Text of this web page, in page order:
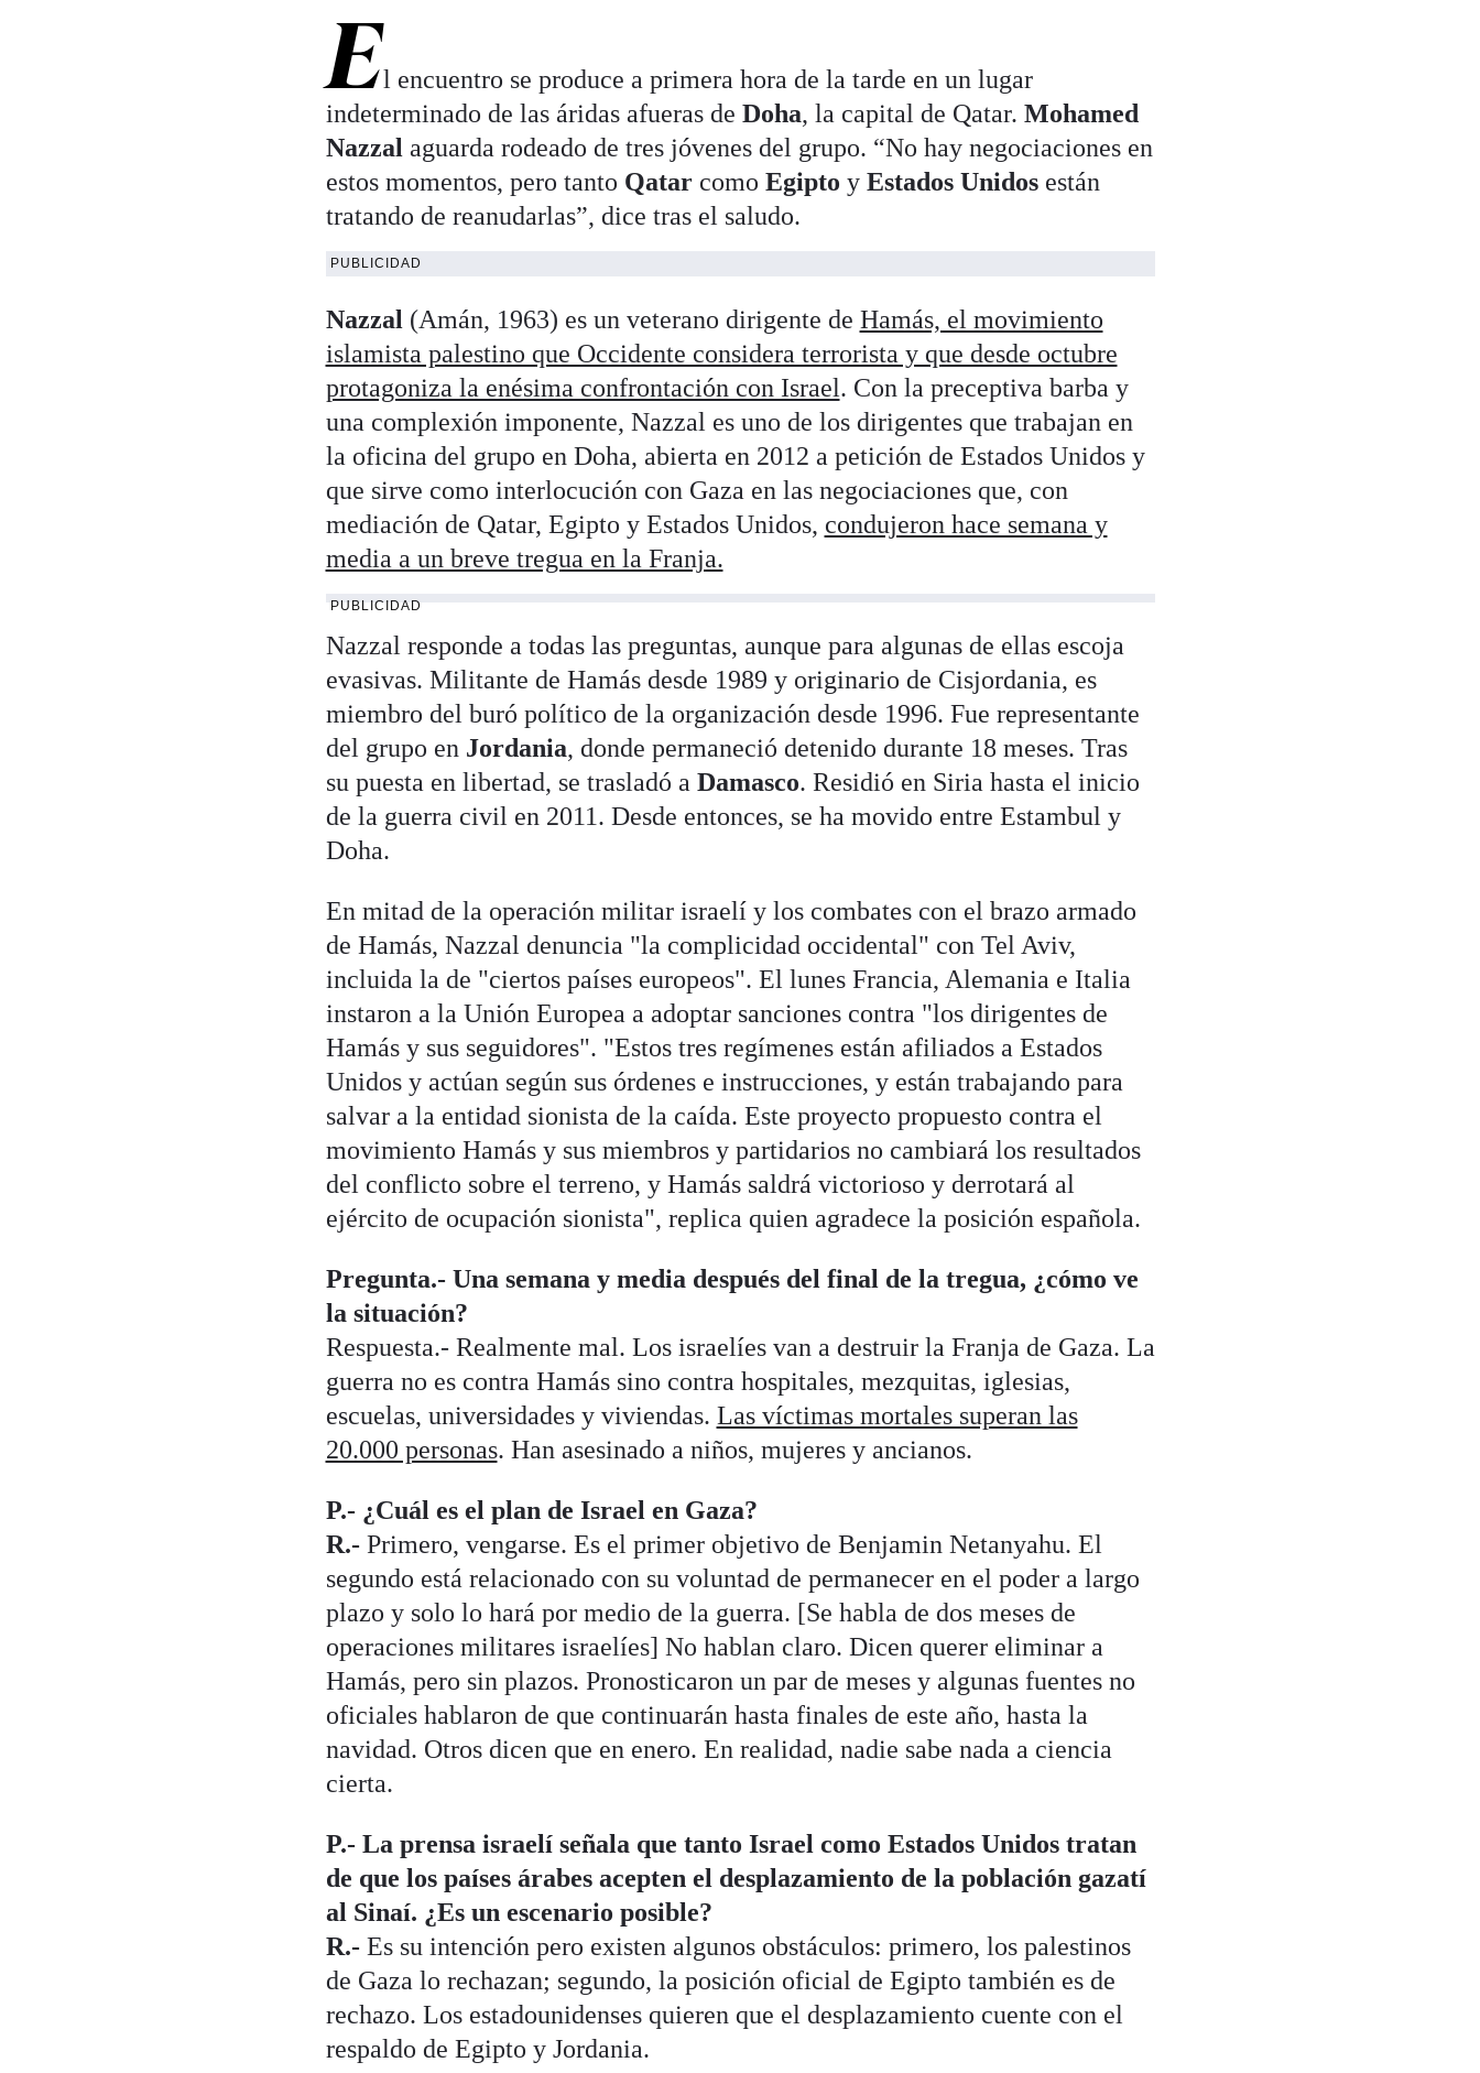
El encuentro se produce a primera hora de la tarde en un lugar
indeterminado de las áridas afueras de Doha, la capital de Qatar. Mohamed
Nazzalaguarda rodeado de tres jóvenes del grupo. “No hay negociaciones en
estos momentos, pero tanto Qatarcomo Egipto y Estados Unidosestán
tratando de reanudarlas”, dice tras el saludo.
PUBLICIDAD
Nazzal(Amán, 1963) es un veterano dirigente de Hamás, el movimiento
islamista palestino que Occidente considera terrorista y que desde octubre
protagoniza la enésima confrontación con Israel. Con la preceptiva barba y
una complexión imponente, Nazzal es uno de los dirigentes que trabajan en
la oficina del grupo en Doha, abierta en 2012 a petición de Estados Unidos y
que sirve como interlocución con Gaza en las negociaciones que, con
mediación de Qatar, Egipto y Estados Unidos, condujeron hace semana y
media a un breve tregua en la Franja.
PUBLICIDAD
Nazzal responde a todas las preguntas, aunque para algunas de ellas escoja
evasivas. Militante de Hamás desde 1989 y originario de Cisjordania, es
miembro del buró político de la organización desde 1996. Fue representante
del grupo en Jordania, donde permaneció detenido durante 18 meses. Tras
su puesta en libertad, se trasladó a Damasco. Residió en Siria hasta el inicio
de la guerra civil en 2011. Desde entonces, se ha movido entre Estambul y
Doha.
En mitad de la operación militar israelí y los combates con el brazo armado
de Hamás, Nazzal denuncia "la complicidad occidental" con Tel Aviv,
incluida la de "ciertos países europeos". El lunes Francia, Alemania e Italia
instaron a la Unión Europea a adoptar sanciones contra "los dirigentes de
Hamás y sus seguidores". "Estos tres regímenes están afiliados a Estados
Unidos y actúan según sus órdenes e instrucciones, y están trabajando para
salvar a la entidad sionista de la caída. Este proyecto propuesto contra el
movimiento Hamás y sus miembros y partidarios no cambiará los resultados
del conflicto sobre el terreno, y Hamás saldrá victorioso y derrotará al
ejército de ocupación sionista", replica quien agradece la posición española.
Pregunta.- Una semana y media después del final de la tregua, ¿cómo ve
la situación?
Respuesta.- Realmente mal. Los israelíes van a destruir la Franja de Gaza. La
guerra no es contra Hamás sino contra hospitales, mezquitas, iglesias,
escuelas, universidades y viviendas. Las víctimas mortales superan las
20.000 personas. Han asesinado a niños, mujeres y ancianos.
P.- ¿Cuál es el plan de Israel en Gaza?
R.- Primero, vengarse. Es el primer objetivo de Benjamin Netanyahu. El
segundo está relacionado con su voluntad de permanecer en el poder a largo
plazo y solo lo hará por medio de la guerra. [Se habla de dos meses de
operaciones militares israelíes] No hablan claro. Dicen querer eliminar a
Hamás, pero sin plazos. Pronosticaron un par de meses y algunas fuentes no
oficiales hablaron de que continuarán hasta finales de este año, hasta la
navidad. Otros dicen que en enero. En realidad, nadie sabe nada a ciencia
cierta.
P.- La prensa israelí señala que tanto Israel como Estados Unidos tratan
de que los países árabes acepten el desplazamiento de la población gazatí
al Sinaí. ¿Es un escenario posible?
R.-Es su intención pero existen algunos obstáculos: primero, los palestinos
de Gaza lo rechazan; segundo, la posición oficial de Egipto también es de
rechazo. Los estadounidenses quieren que el desplazamiento cuente con el
respaldo de Egipto y Jordania.